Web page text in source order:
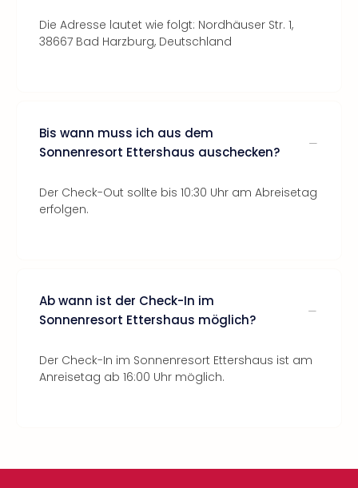
Die Adresse lautet wie folgt: Nordhäuser Str. 1,
38667 Bad Harzburg, Deutschland
Bis wann muss ich aus dem
Sonnenresort Ettershaus auschecken?
Der Check-Out sollte bis 10:30 Uhr am Abreisetag
erfolgen.
Ab wann ist der Check-In im
Sonnenresort Ettershaus möglich?
Der Check-In im Sonnenresort Ettershaus ist am
Anreisetag ab 16:00 Uhr möglich.